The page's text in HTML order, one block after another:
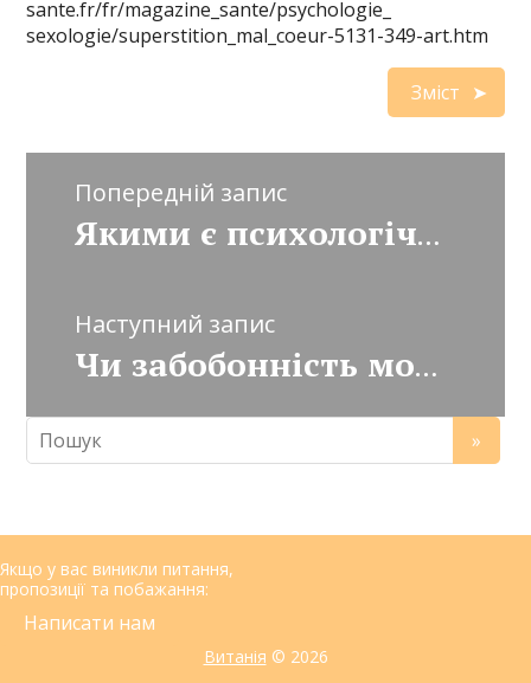
sante.fr/fr/magazine_sante/psychologie_
sexologie/superstition_mal_coeur-5131-349-art.htm
Зміст
Попередній запис
Якими є психологічні механізми забобонів?
Наступний запис
Чи забобонність може спотворити віру?
Якщо у вас виникли питання,
пропозиції та побажання:
Написати нам
Витанія © 2026